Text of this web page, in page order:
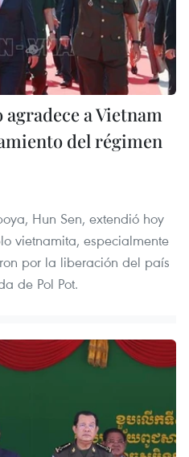
a Vietnam
del régimen
Hun Sen, extendió hoy
vietnamita, especialmente
por la liberación del país
de Pol Pot.